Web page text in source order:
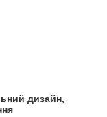
дизайн,